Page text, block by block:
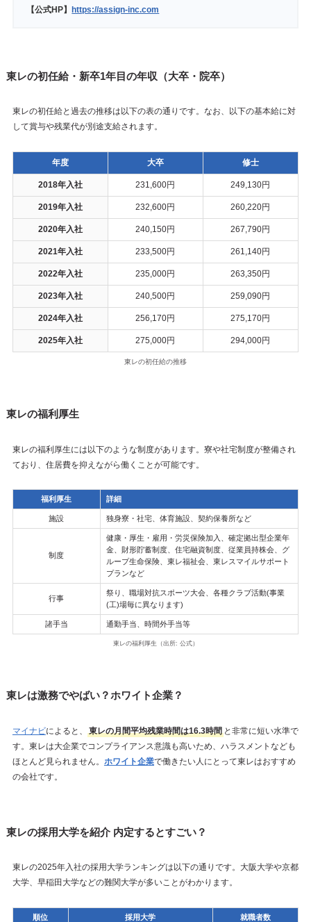
【公式HP】 https://assign-inc.com
東レの初任給・新卒1年目の年収（大卒・院卒）
東レの初任給と過去の推移は以下の表の通りです。なお、以下の基本給に対
して賞与や残業代が別途支給されます。
年度 大卒 修士
2018年入社 231,600円 249,130円
2019年入社 232,600円 260,220円
2020年入社 240,150円 267,790円
2021年入社 233,500円 261,140円
2022年入社 235,000円 263,350円
2023年入社 240,500円 259,090円
2024年入社 256,170円 275,170円
2025年入社 275,000円 294,000円
東レの初任給の推移
東レの福利厚生
東レの福利厚生には以下のような制度があります。寮や社宅制度が整備され
ており、住居費を抑えながら働くことが可能です。
福利厚生 詳細
施設 独身寮・社宅、体育施設、契約保養所など
制度
健康・厚生・雇用・労災保険加入、確定拠出型企業年
金、財形貯蓄制度、住宅融資制度、従業員持株会、グ
ループ生命保険、東レ福祉会、東レスマイルサポート
プランなど
行事
祭り、職場対抗スポーツ大会、各種クラブ活動(事業
(工)場毎に異なります)
諸手当 通勤手当、時間外手当等
東レの福利厚生（出所: 公式）
東レは激務でやばい？ホワイト企業？
マイナビによると、 東レの月間平均残業時間は16.3時間 と非常に短い水準で
す。東レは大企業でコンプライアンス意識も高いため、ハラスメントなども
ほとんど見られません。 ホワイト企業で働きたい人にとって東レはおすすめ
の会社です。
東レの採用大学を紹介 内定するとすごい？
東レの2025年入社の採用大学ランキングは以下の通りです。大阪大学や京都
大学、早稲田大学などの難関大学が多いことがわかります。
順位 採用大学 就職者数